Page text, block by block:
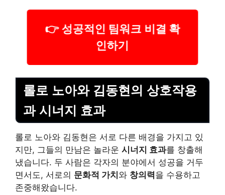
👉 성공적인 팀워크 비결 확
인하기
롤로 노아와 김동현의 상호작용
과 시너지 효과
롤로 노아와 김동현은 서로 다른 배경을 가지고 있
지만, 그들의 만남은 놀라운 시너지 효과를 창출해
냈습니다. 두 사람은 각자의 분야에서 성공을 거두
면서도, 서로의 문화적 가치와 창의력을 수용하고
존중해왔습니다.